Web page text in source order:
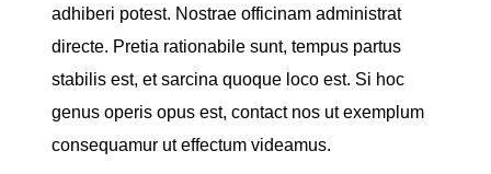
adhiberi potest. Nostrae officinam administrat
directe. Pretia rationabile sunt, tempus partus
stabilis est, et sarcina quoque loco est. Si hoc
genus operis opus est, contact nos ut exemplum
consequamur ut effectum videamus.